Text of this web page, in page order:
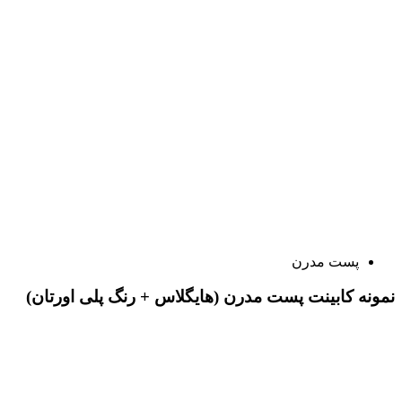
پست مدرن
نمونه کابینت پست مدرن (هایگلاس + رنگ پلی اورتان)